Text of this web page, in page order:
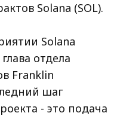
Solana (SOL).
Solana
отдела
Franklin
шаг
- это подача